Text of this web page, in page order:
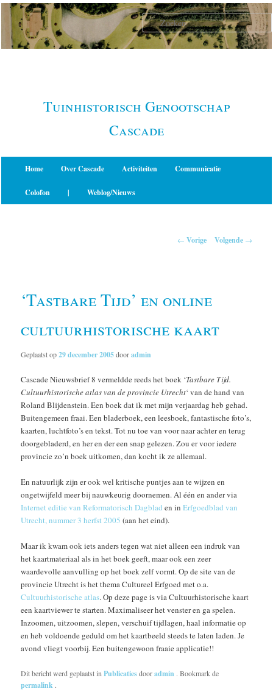
Spring
naar
primaire
Tuinhistorisch Genootschap
Cascade
Home Over Cascade Activiteiten Communicatie
Colofon | Weblog/Nieuws
← Vorige Volgende →
‘Tastbare Tijd’ en online
cultuurhistorische kaart
Geplaatst op29 december 2005dooradmin
Cascade Nieuwsbrief 8 vermeldde reeds het boek ‘Tastbare Tijd.
Cultuurhistorische atlas van de provincie Utrecht‘ van de hand van
Roland Blijdenstein. Een boek dat ik met mijn verjaardag heb gehad.
Buitengemeen fraai. Een bladerboek, een leesboek, fantastische foto’s,
kaarten, luchtfoto’s en tekst. Tot nu toe van voor naar achter en terug
doorgebladerd, en her en der een snap gelezen. Zou er voor iedere
provincie zo’n boek uitkomen, dan kocht ik ze allemaal.
En natuurlijk zijn er ook wel kritische puntjes aan te wijzen en
ongetwijfeld meer bij nauwkeurig doornemen. Al één en ander via
Internet editie van Reformatorisch Dagblad en inErfgoedblad van
Utrecht, nummer 3 herfst 2005 (aan het eind).
Maar ik kwam ook iets anders tegen wat niet alleen een indruk van
het kaartmateriaal als in het boek geeft, maar ook een zeer
waardevolle aanvulling op het boek zelf vormt. Op de site van de
provincie Utrecht is het thema Cultureel Erfgoed met o.a.
Cultuurhistorische atlas. Op deze page is via Cultuurhistorische kaart
een kaartviewer te starten. Maximaliseer het venster en ga spelen.
Inzoomen, uitzoomen, slepen, verschuif tijdlagen, haal informatie op
en heb voldoende geduld om het kaartbeeld steeds te laten laden. Je
avond vliegt voorbij. Een buitengewoon fraaie applicatie!!
Dit bericht werd geplaatst inPublicatiesdooradmin . Bookmark de
permalink .